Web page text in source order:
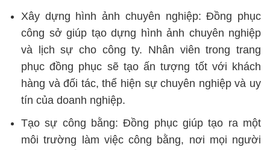
Xây dựng hình ảnh chuyên nghiệp: Đồng phục
công sở giúp tạo dựng hình ảnh chuyên nghiệp
và lịch sự cho công ty. Nhân viên trong trang
phục đồng phục sẽ tạo ấn tượng tốt với khách
hàng và đối tác, thể hiện sự chuyên nghiệp và uy
tín của doanh nghiệp.
Tạo sự công bằng: Đồng phục giúp tạo ra một
môi trường làm việc công bằng, nơi mọi người